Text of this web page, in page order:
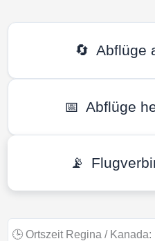
🔄 Abflüge
📅 Abflüge
📡
🕒 Ortszeit Regina / Kanada: